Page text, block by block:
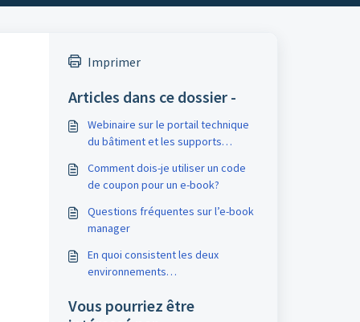
Imprimer
Articles dans ce dossier -
Webinaire sur le portail technique
du bâtiment et les supports
Comment dois-je utiliser un code
de coupon pour un e-book?
Questions fréquentes sur l’e-book
manager
En quoi consistent les deux
environnements
Internet de suissetec ?
Vous pourriez être